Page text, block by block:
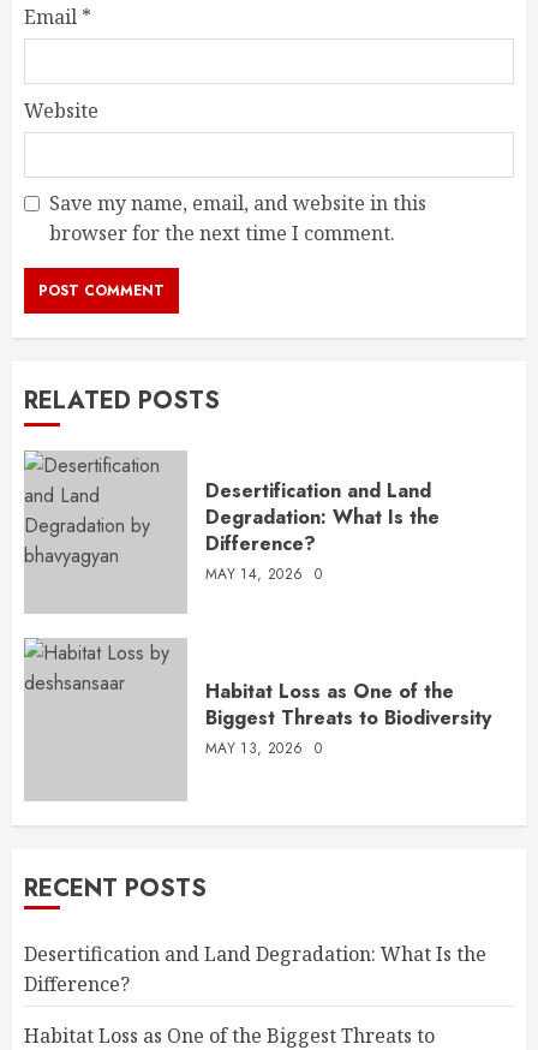
Email *
Website
Save my name, email, and website in this
browser for the next time I comment.
RELATED POSTS
Desertification and Land
Degradation: What Is the
Difference?
MAY 14, 2026 0
Habitat Loss as One of the
Biggest Threats to Biodiversity
MAY 13, 2026 0
RECENT POSTS
Desertification and Land Degradation: What Is the
Difference?
Habitat Loss as One of the Biggest Threats to